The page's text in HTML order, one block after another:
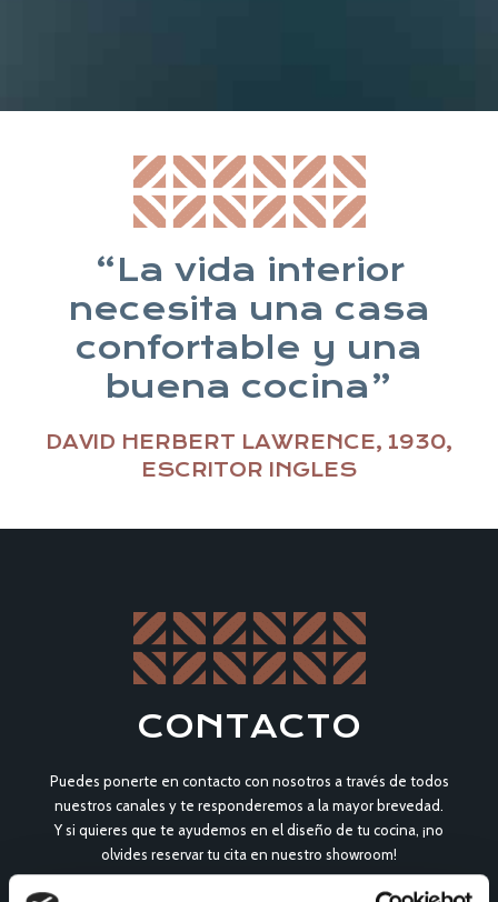
“La vida interior
necesita una casa
confortable y una
buena cocina”
DAVID HERBERT LAWRENCE, 1930,
ESCRITOR INGLES
CONTACTO
Puedes ponerte en contacto con nosotros a través de todos
nuestros canales y te responderemos a la mayor brevedad.
Y si quieres que te ayudemos en el diseño de tu cocina, ¡no
olvides reservar tu cita en nuestro showroom!